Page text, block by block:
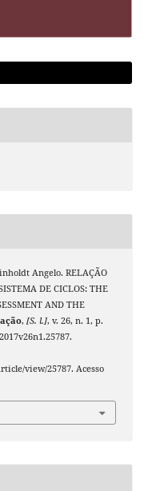
Angelo. RELAÇÃO
DE CICLOS: THE
AND THE
, [S. l.], v. 26, n. 1, p.
view/25787. Acesso